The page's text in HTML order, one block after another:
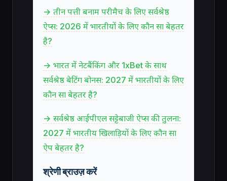
→ तीन पत्ती बनाम परीमैच के लिए सर्वश्रेष्ठ
ऐप्स: 2026 में भारतीयों के लिए कौन सा बेहतर
है?
→ भारत में नेटबैंकिंग और 1xBet के साथ
सर्वश्रेष्ठ बेटिंग बोनस: 2027 में भारतीयों के लिए
कौन सा बेहतर है?
→ सर्वश्रेष्ठ आईपीएल सट्टेबाजी ऐप्स की तुलना:
2027 में भारतीय खिलाड़ियों के लिए कौन सा
ऐप बेहतर है?
श्रेणी ब्राउज़ करें